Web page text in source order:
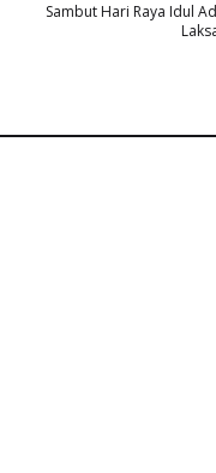
Sambut Hari Raya Idul